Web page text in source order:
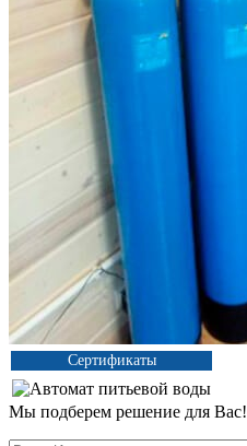
Сертификаты
Мы подберем решение для Вас!